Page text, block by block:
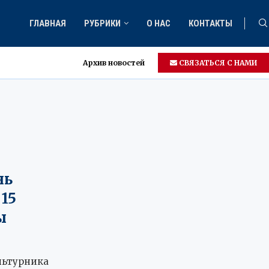
ГЛАВНАЯ РУБРИКИ О НАС КОНТАКТЫ
Архив новостей СВЯЗАТЬСЯ С НАМИ